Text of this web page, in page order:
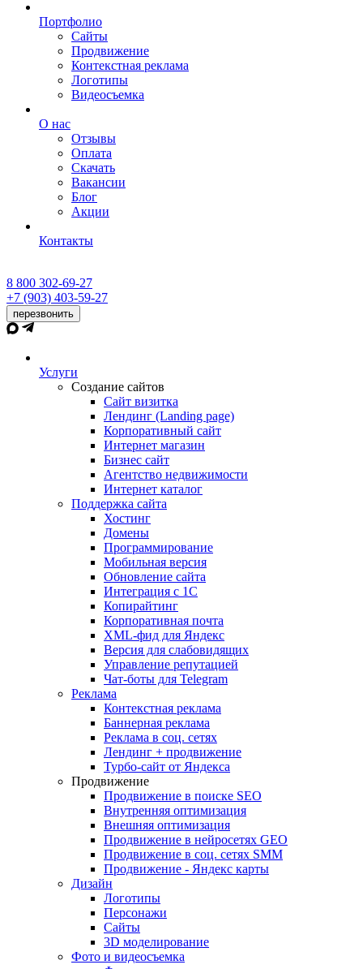
Портфолио
Сайты
Продвижение
Контекстная реклама
Логотипы
Видеосъемка
О нас
Отзывы
Оплата
Скачать
Вакансии
Блог
Акции
Контакты
8 800 302-69-27
+7 (903) 403-59-27
перезвонить
Услуги
Создание сайтов
Сайт визитка
Лендинг (Landing page)
Корпоративный сайт
Интернет магазин
Бизнес сайт
Агентство недвижимости
Интернет каталог
Поддержка сайта
Хостинг
Домены
Программирование
Мобильная версия
Обновление сайта
Интеграция с 1С
Копирайтинг
Корпоративная почта
XML-фид для Яндекс
Версия для слабовидящих
Управление репутацией
Чат-боты для Telegram
Реклама
Контекстная реклама
Баннерная реклама
Реклама в соц. сетях
Лендинг + продвижение
Турбо-сайт от Яндекса
Продвижение
Продвижение в поиске SEO
Внутренняя оптимизация
Внешняя оптимизация
Продвижение в нейросетях GEO
Продвижение в соц. сетях SMM
Продвижение - Яндекс карты
Дизайн
Логотипы
Персонажи
Сайты
3D моделирование
Фото и видеосъемка